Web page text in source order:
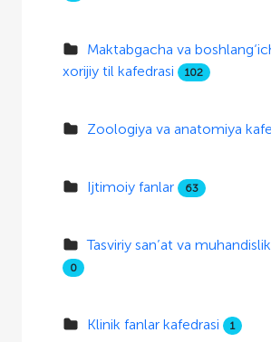
Maktabgacha va
xorijiy til kafedrasi
102
Zoologiya va anatomiya
Ijtimoiy fanlar 63
Tasviriy san’at va
0
Klinik fanlar kafedrasi 1